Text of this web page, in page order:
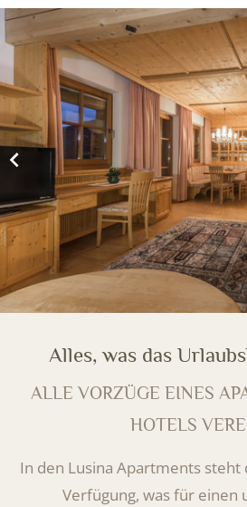
Alles, was das
ALLE VORZÜGE EINES
HOTELS
In den Lusina Apartments steht
Verfügung, was für einen